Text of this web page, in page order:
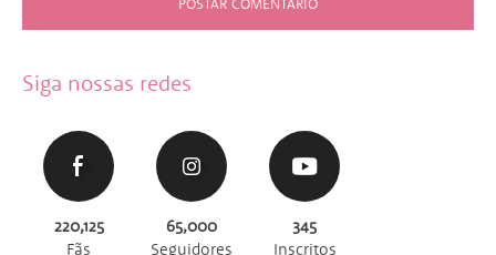
Siga nossas redes
220,125
Fãs
65,000
Seguidores
345
Inscritos